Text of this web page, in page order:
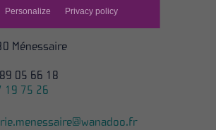
Ménessaire
05 66 18
19 75 26
Personalize Privacy policy